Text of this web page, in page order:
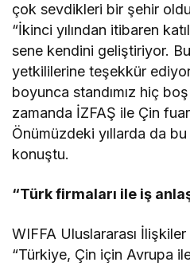
çok sevdikleri bir şehir
“İkinci yılından itibaren
sene kendini geliştiriyor.
yetkililerine teşekkür
boyunca standımız hiç boş
zamanda İZFAŞ ile Çin
Önümüzdeki yıllarda da
konuştu.
“Türk firmaları ile iş
WIFFA Uluslararası
“Türkiye, Çin için Avrupa